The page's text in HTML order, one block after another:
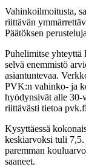
Vahinkoilmoitusta,
riittävän
Päätöksen
Puhelimitse yhteyttä
selvä enemmistö
asiantuntevaa.
PVK:n vahinko- ja
hyödynsivät alle 30-
riittävästi tietoa
Kysyttäessä
keskiarvoksi tuli 7,5.
paremman
saaneet.